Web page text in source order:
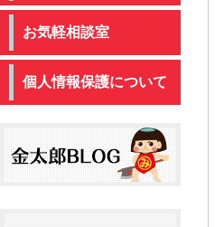
お気軽相談室
個人情報保護について